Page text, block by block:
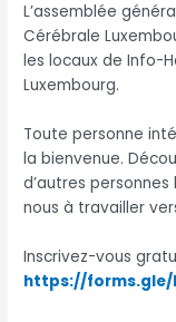
L’assemblée
Cérébrale
les locaux de Info-
Luxembourg.
Toute personne
la bienvenue.
d’autres
nous à travailler
Inscrivez-vous
https://forms.gle/